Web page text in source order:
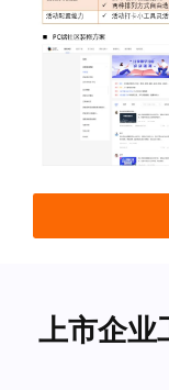
上市企业